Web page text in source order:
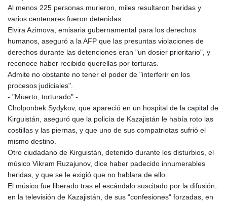
Al menos 225 personas murieron, miles resultaron heridas y
varios centenares fueron detenidas.
Elvira Azimova, emisaria gubernamental para los derechos
humanos, aseguró a la AFP que las presuntas violaciones de
derechos durante las detenciones eran "un dosier prioritario", y
reconoce haber recibido querellas por torturas.
Admite no obstante no tener el poder de "interferir en los
procesos judiciales".
- "Muerto, torturado" -
Cholponbek Sydykov, que apareció en un hospital de la capital de
Kirguistán, aseguró que la policía de Kazajistán le había roto las
costillas y las piernas, y que uno de sus compatriotas sufrió el
mismo destino.
Otro ciudadano de Kirguistán, detenido durante los disturbios, el
músico Vikram Ruzajunov, dice haber padecido innumerables
heridas, y que se le exigió que no hablara de ello.
El músico fue liberado tras el escándalo suscitado por la difusión,
en la televisión de Kazajistán, de sus "confesiones" forzadas, en